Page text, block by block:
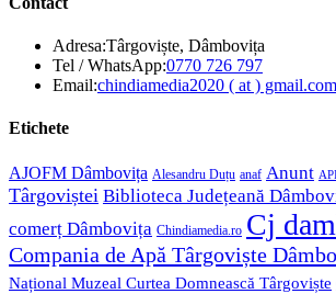
Adresa:Târgoviște, Dâmbovița
Tel / WhatsApp:0770 726 797Opens
in
Email:chindiamedia2020 ( at ) gmail.com
Etichete
AJOFM Dâmbovița Alesandru Duțu anaf Anunt
Târgoviștei Biblioteca Județeană
comerț Dâmbovița Chindiamedia.ro Cj
Compania de Apă Târgoviște
Național Muzeal Curtea Domnească Târgoviște